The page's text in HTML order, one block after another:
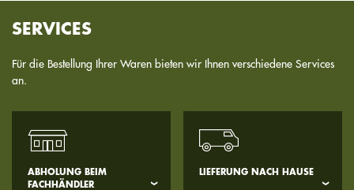
SERVICES
Für die Bestellung Ihrer Waren bieten wir Ihnen verschiedene Services
an.
ABHOLUNG BEIM
FACHHÄNDLER
LIEFERUNG NACH HAUSE